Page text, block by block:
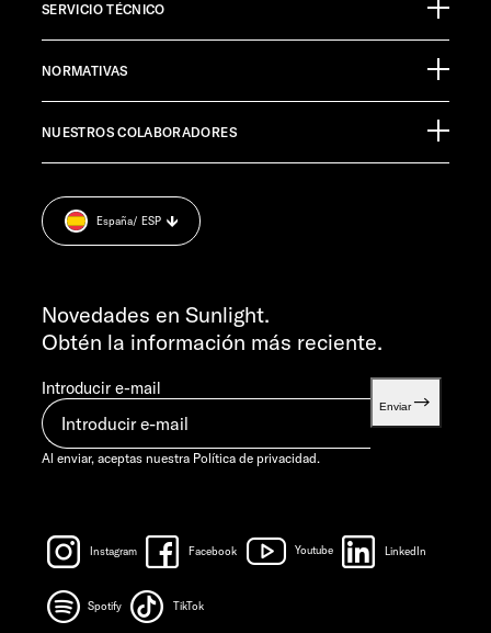
Ölmühlestraße 6
88299 Leutkirch
Germany
ATENCIÓN AL CLIENTE
service@service.sunlight.de
L-J 7:30-12:00 Y 13:00-16:00
VIE 7:30-12:00
info@sunlight.de
SERVICIO TÉCNICO
Material informativo
NORMATIVAS
Aviso legal.
Cookie Consent
Información sobre el peso.
NUESTROS COLABORADORES
Novedades en Sunlight.
Obtén la información más reciente.
Introducir e-mail
Enviar
Al enviar, aceptas nuestra Política de privacidad.
Instagram Facebook Youtube LinkedIn
Spotify TikTok
España/ ESP